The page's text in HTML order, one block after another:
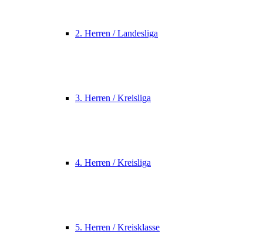
2. Herren / Landesliga
3. Herren / Kreisliga
4. Herren / Kreisliga
5. Herren / Kreisklasse